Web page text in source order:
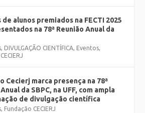
alunos premiados na FECTI 2025
na 78ª Reunião Anual da
, DIVULGAÇÃO CIENTÍFICA, Eventos,
Cecierj marca presença na 78ª
da SBPC, na UFF, com ampla
de divulgação científica
, Fundação CECIERJ